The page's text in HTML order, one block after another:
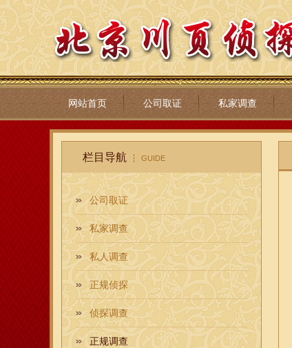
网站首页 公司取证 私家调查
栏目导航 GUIDE
公司取证
私家调查
私人调查
正规侦探
侦探调查
正规调查